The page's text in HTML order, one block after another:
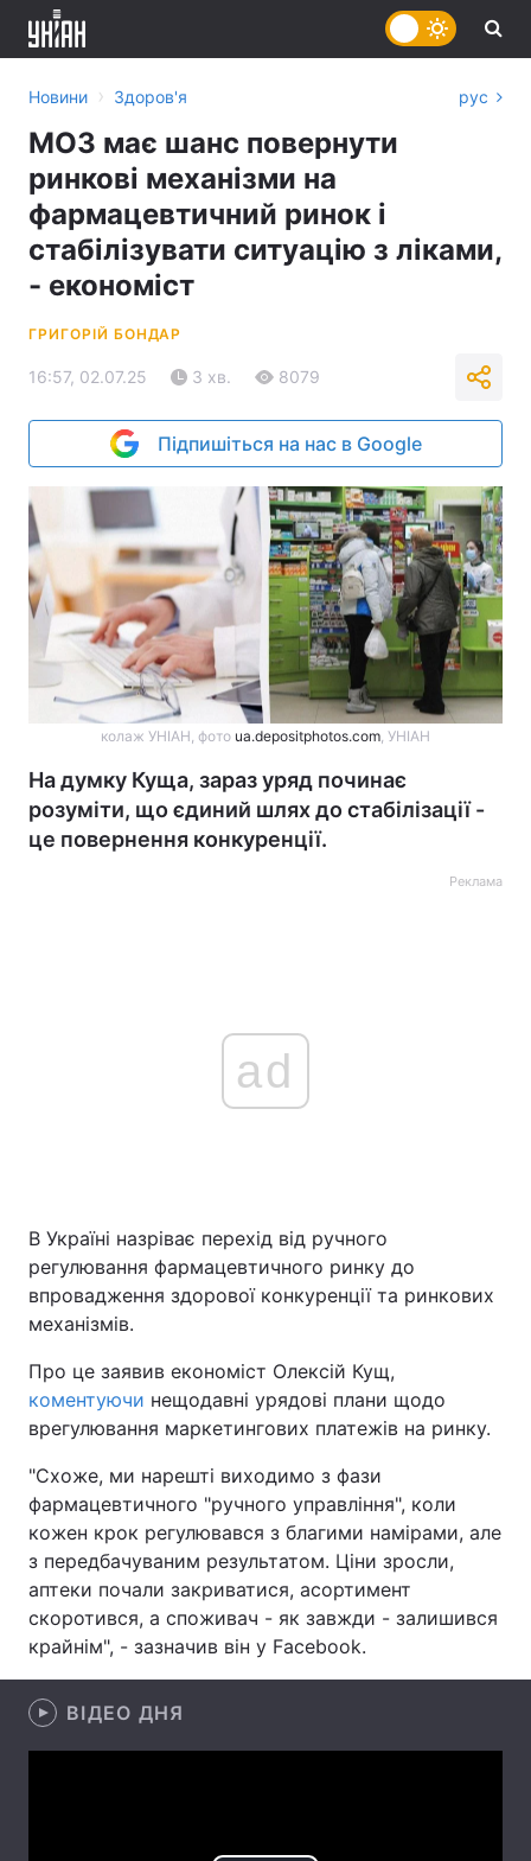
Економіка Світ
Спорт
Техно і зв'язок Лайт
Зброя Інциденти
Здоров'я Туризм
Цікавинки Погода
Екологія Регіони
Лонгріди
Відео з Youtube
Інтерв'ю Думки
Новини › Здоров'я рус
МОЗ має шанс повернути
ринкові механізми на
фармацевтичний ринок і
стабілізувати ситуацію з ліками,
- економіст
ГРИГОРІЙ БОНДАР
16:57, 02.07.25 3 хв. 8079
Підпишіться на нас в Google
колаж УНІАН, фото ua.depositphotos.com, УНІАН
На думку Куща, зараз уряд починає
розуміти, що єдиний шлях до стабілізації -
це повернення конкуренції.
Реклама
ad
В Україні назріває перехід від ручного
регулювання фармацевтичного ринку до
впровадження здорової конкуренції та ринкових
механізмів.
Про це заявив економіст Олексій Кущ,
коментуючи нещодавні урядові плани щодо
врегулювання маркетингових платежів на ринку.
"Схоже, ми нарешті виходимо з фази
фармацевтичного "ручного управління", коли
кожен крок регулювався з благими намірами, але
з передбачуваним результатом. Ціни зросли,
аптеки почали закриватися, асортимент
скоротився, а споживач - як завжди - залишився
крайнім", - зазначив він у Facebook.
ВІДЕО ДНЯ